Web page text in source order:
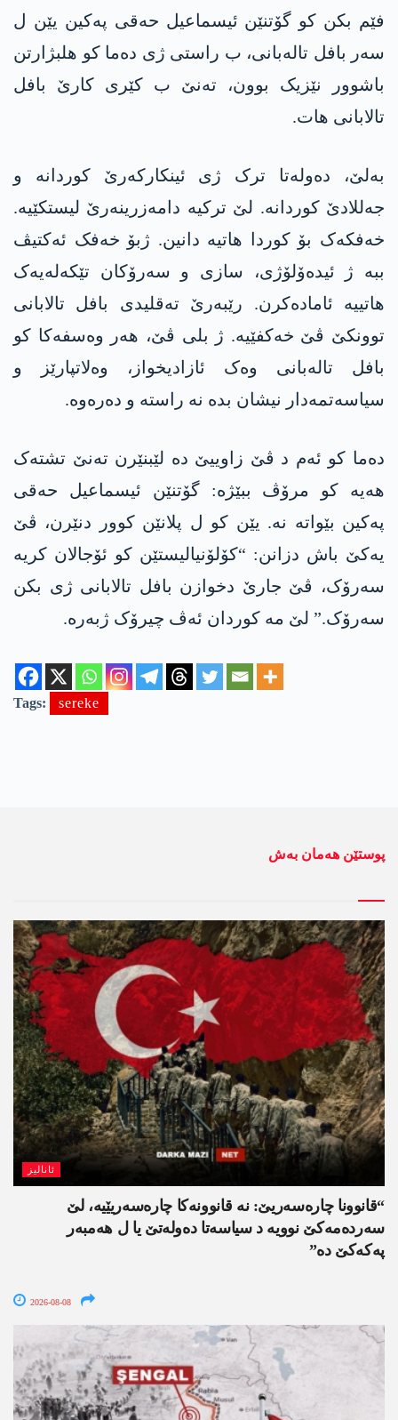
فێم بکن کو گۆتنێن ئیسماعیل حەقی پەکین یێن ل
سەر بافل تالەبانی، ب راستی ژی دەما کو ھلبژارتن
باشوور نێزیک بوون، تەنێ ب کێری کارێ بافل
تالابانی ھات.
بەلێ، دەولەتا ترک ژی ئینکارکەرێ کوردانە و
جەللادێ کوردانە. لێ ترکیە دامەزرینەرێ لیستکێیە.
خەفکەک بۆ کوردا ھاتیە دانین. ژبۆ خەفک ئەکتیڤ
ببە ژ ئیدەۆلۆژی، سازی و سەرۆکان تێکەلەیەک
ھاتییە ئامادەکرن. رێبەرێ تەقلیدی بافل تالابانی
توونکێ ڤێ خەکفێیە. ژ بلی ڤێ، ھەر وەسفەکا کو
بافل تالەبانی وەک ئازادیخواز، وەلاتپارێز و
سیاسەتمەدار نیشان بدە نە راستە و دەرەوە.
دەما کو ئەم د ڤێ زاوییێ دە لێبنێرن تەنێ تشتەک
ھەیە کو مرۆڤ ببێژە: گۆتنێن ئیسماعیل حەقی
پەکین بێواتە نە. یێن کو ل پلانێن کوور دنێرن، ڤێ
یەکێ باش دزانن: “کۆلۆنیالیستێن کو ئۆجالان کریە
سەرۆک، ڤێ جارێ دخوازن بافل تالابانی ژی بکن
سەرۆک.” لێ مە کوردان ئەڤ چیرۆک ژبەرە.
Tags: sereke
پوستێن ھەمان بەش
ئانالیز
“قانوونا چارەسەریێ: نە قانوونەکا چارەسەریێیە، لێ
سەردەمەکێ نوویە د سیاسەتا دەولەتێ یا ل ھەمبەر
پەکەکێ دە”
2026-08-08